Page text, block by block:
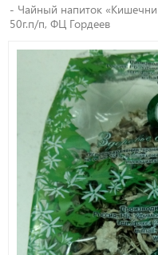
- Чайный напиток
50г.п/п, ФЦ Гордеев